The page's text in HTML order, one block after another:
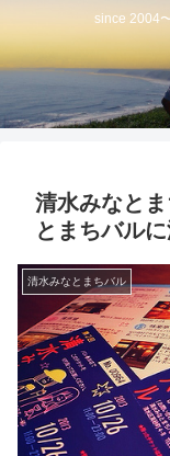
since 2004
清水みなと
とまちバルに
清水みなとまちバル